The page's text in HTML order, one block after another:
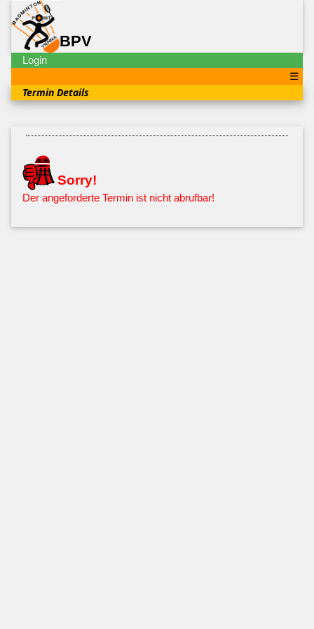
BPV
Login
☰
Termin Details
Sorry!
Der angeforderte Termin ist nicht abrufbar!